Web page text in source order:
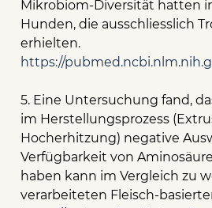
Mikrobiom-Diversität hatten
Hunden, die ausschliesslich
erhielten.
https://
5. Eine Untersuchung fand,
im Herstellungsprozess
Hocherhitzung) negative
Verfügbarkeit von
haben kann im Vergleich zu
verarbeiteten Fleisch-